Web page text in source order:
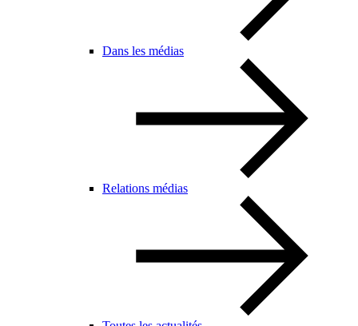
Dans les médias
Relations médias